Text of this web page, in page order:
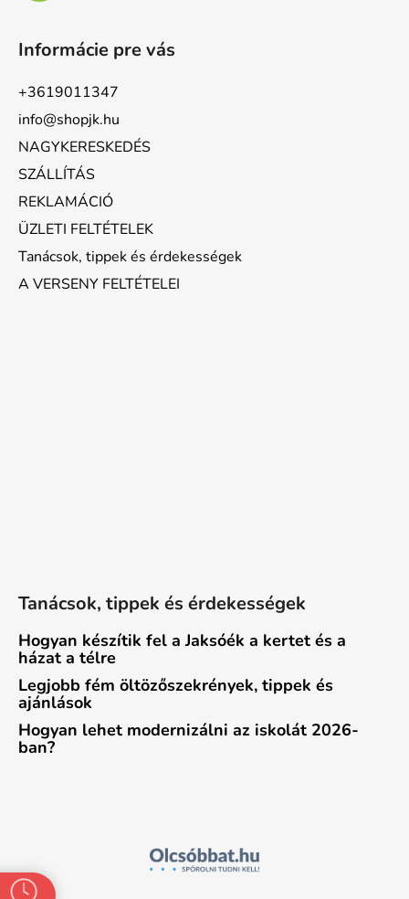
Informácie pre vás
+3619011347
info@shopjk.hu
NAGYKERESKEDÉS
SZÁLLÍTÁS
REKLAMÁCIÓ
ÜZLETI FELTÉTELEK
Tanácsok, tippek és érdekességek
A VERSENY FELTÉTELEI
Tanácsok, tippek és érdekességek
Hogyan készítik fel a Jaksóék a kertet és a
házat a télre
Legjobb fém öltözőszekrények, tippek és
ajánlások
Hogyan lehet modernizálni az iskolát 2026-
ban?